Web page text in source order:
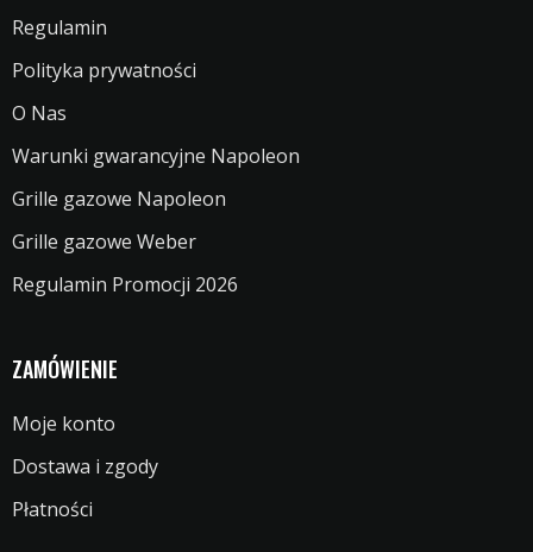
Regulamin
Polityka prywatności
O Nas
Warunki gwarancyjne Napoleon
Grille gazowe Napoleon
Grille gazowe Weber
Regulamin Promocji 2026
ZAMÓWIENIE
Moje konto
Dostawa i zgody
Płatności